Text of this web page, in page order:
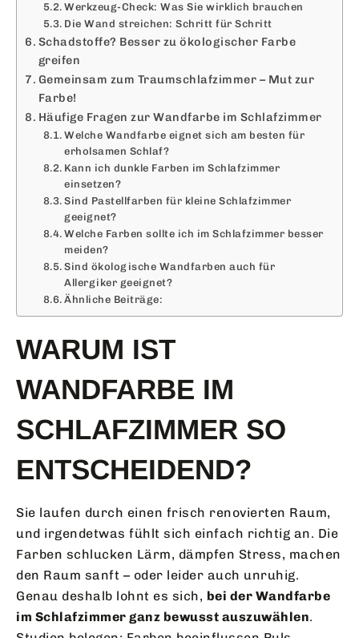
Werkzeug-Check: Was Sie wirklich brauchen
Die Wand streichen: Schritt für Schritt
Schadstoffe? Besser zu ökologischer Farbe
greifen
Gemeinsam zum Traumschlafzimmer – Mut zur
Farbe!
Häufige Fragen zur Wandfarbe im Schlafzimmer
Welche Wandfarbe eignet sich am besten für
erholsamen Schlaf?
Kann ich dunkle Farben im Schlafzimmer
einsetzen?
Sind Pastellfarben für kleine Schlafzimmer
geeignet?
Welche Farben sollte ich im Schlafzimmer besser
meiden?
Sind ökologische Wandfarben auch für
Allergiker geeignet?
Ähnliche Beiträge:
WARUM IST
WANDFARBE IM
SCHLAFZIMMER SO
ENTSCHEIDEND?
Sie laufen durch einen frisch renovierten Raum,
und irgendetwas fühlt sich einfach richtig an. Die
Farben schlucken Lärm, dämpfen Stress, machen
den Raum sanft – oder leider auch unruhig.
Genau deshalb lohnt es sich, bei der Wandfarbe
im Schlafzimmer ganz bewusst auszuwählen.